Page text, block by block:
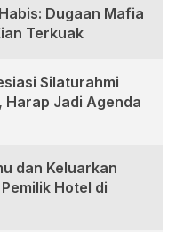
Dugaan Mafia
Terkuak
Silaturahmi
Harap Jadi Agenda
dan Keluarkan
Hotel di